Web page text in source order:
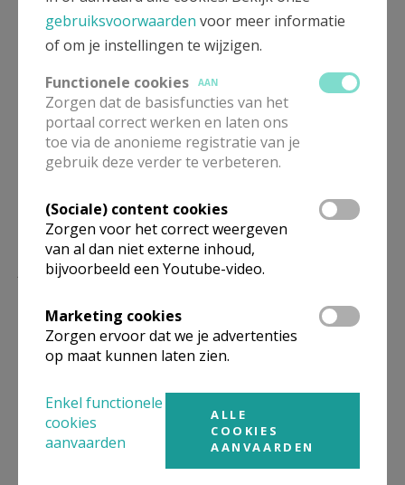
opgeluisterd door het koor Volta
Mis ter gelegenheid van de nationale feestdag
Lees meer
gebruiksvoorwaarden voor meer informatie
of om je instellingen te wijzigen.
Functionele cookies
AAN
Zorgen dat de basisfuncties van het
portaal correct werken en laten ons
toe via de anonieme registratie van je
gebruik deze verder te verbeteren.
(Sociale) content cookies
Zorgen voor het correct weergeven
van al dan niet externe inhoud,
bijvoorbeeld een Youtube-video.
Marketing cookies
Zorgen ervoor dat we je advertenties
op maat kunnen laten zien.
Enkel functionele
cookies
aanvaarden
ALLE
COOKIES
AANVAARDEN